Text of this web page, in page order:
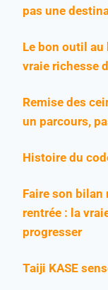
pas une
Le bon outil
vraie richesse
Remise des
un parcours,
Histoire du
Faire son bilan
rentrée : la
progresser
Taiji KASE